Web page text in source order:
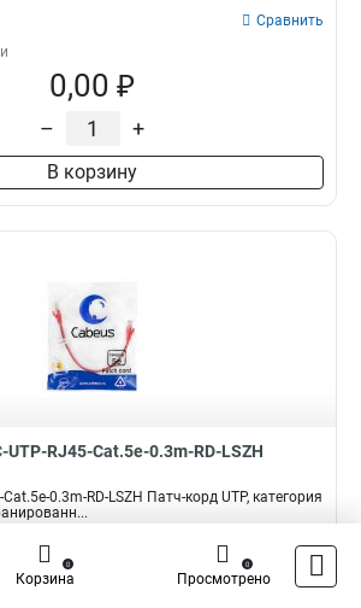
Сравнить
0,00 ₽
– +
В корзину
UTP-RJ45-Cat.5e-0.3m-RD-LSZH
0.3m-RD-LSZH Патч-корд UTP, категория
Сравнить
Корзина
0
Просмотрено
0